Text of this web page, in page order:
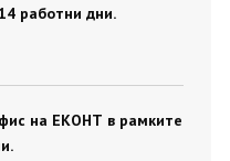
работни дни.
на ЕКОНТ в рамките